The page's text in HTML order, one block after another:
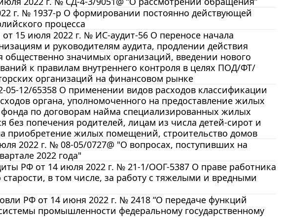
г. № 1937-р О формировании постоянно действующей
процесса
15 июля 2022 г. № ИС-аудит-56 О переносе начала
и руководителям аудита, продлении действия
общественно значимых организаций, введении нового
к правилам внутреннего контроля в целях ПОД/ФТ/
организаций на финансовом рынке
12/65358 О применении видов расходов классификации
органа, уполномоченного на предоставление жилых
по договорам найма специализированных жилых
попечения родителей, лицам из числа детей-сирот и
приобретение жилых помещений, строительство домов
2022 г. № 08-05/0727@ "О вопросах, поступивших на
2022 года"
РФ от 14 июля 2022 г. № 21-1/ООГ-5387 О праве работника
в том числе, за работу с тяжелыми и вредными
РФ от 14 июня 2022 г. № 2418 “О передаче функций
промышленности федеральному государственному